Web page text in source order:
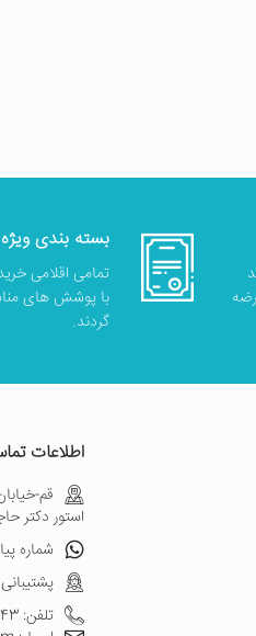
بسته بندی ویژه
تمامی اقلامی
با پوشش های
گردند.
اطلاعات
استور دکتر
شماره پیام
پشتیبانی 24 ساعته: 09201609247
تلفن: 32615543-025